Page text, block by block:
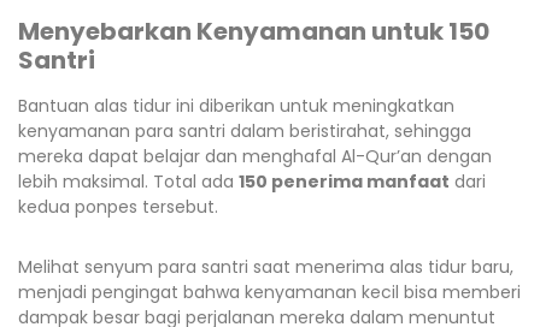
Menyebarkan Kenyamanan untuk 150
Santri
Bantuan alas tidur ini diberikan untuk meningkatkan
kenyamanan para santri dalam beristirahat, sehingga
mereka dapat belajar dan menghafal Al-Qur’an dengan
lebih maksimal. Total ada 150 penerima manfaat dari
kedua ponpes tersebut.
Melihat senyum para santri saat menerima alas tidur baru,
menjadi pengingat bahwa kenyamanan kecil bisa memberi
dampak besar bagi perjalanan mereka dalam menuntut